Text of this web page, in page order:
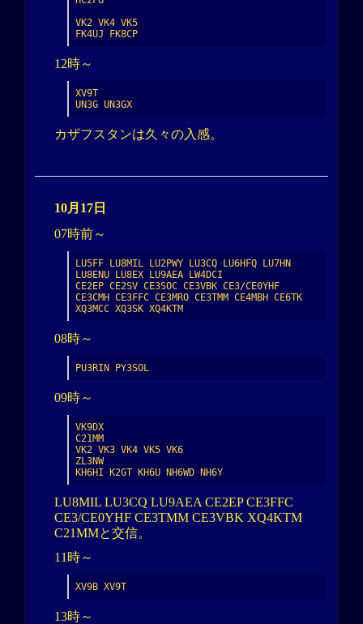
VK2 VK4 VK5
FK4UJ FK8CP
12時～
XV9T
UN3G UN3GX
カザフスタンは久々の入感。
10月17日
07時前～
LU5FF LU8MIL LU2PWY LU3CQ LU6HFQ LU7HN
LU8ENU LU8EX LU9AEA LW4DCI
CE2EP CE2SV CE3SOC CE3VBK CE3/CE0YHF
CE3CMH CE3FFC CE3MRO CE3TMM CE4MBH CE6TK
XQ3MCC XQ3SK XQ4KTM
08時～
PU3RIN PY3SOL
09時～
VK9DX
C21MM
VK2 VK3 VK4 VK5 VK6
ZL3NW
KH6HI K2GT KH6U NH6WD NH6Y
LU8MIL LU3CQ LU9AEA CE2EP CE3FFC
CE3/CE0YHF CE3TMM CE3VBK XQ4KTM
C21MMと交信。
11時～
XV9B XV9T
13時～